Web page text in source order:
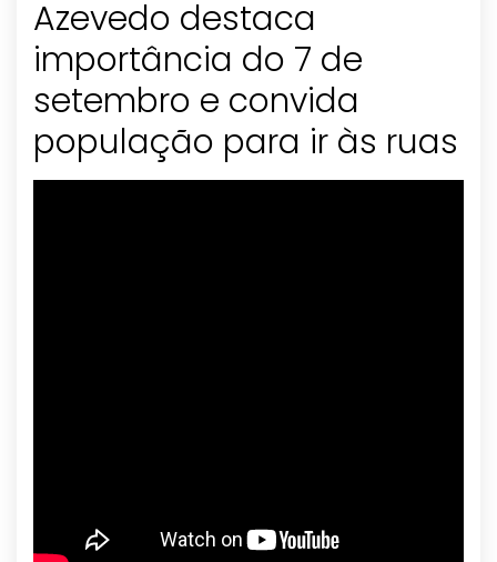
Azevedo destaca
importância do 7 de
setembro e convida
população para ir às ruas